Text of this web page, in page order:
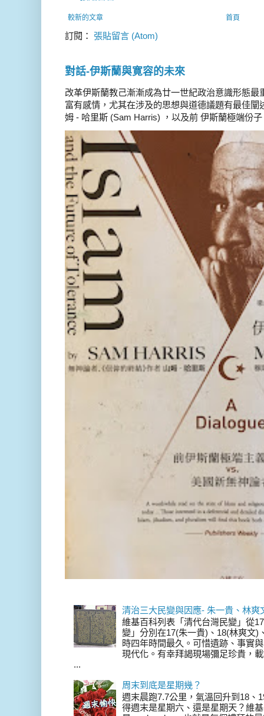
較新的文章 首頁
訂閱： 張貼留言 (Atom)
對話-伊斯蘭與寛容的未來
改革伊斯蘭教己漸漸成為廿一世紀政治意識形態
富有感情，尤其在涉及的思想與道德議題有最佳
姆 - 哈里斯 (Sam Harris) ，以及前 伊斯蘭極端份
清治三大民變與因應- 朱一貴、林爽
維基百科列表「清代台灣民變」從
變」分別在17(朱一貴)、18(林爽文)
時四年時間最久。可惜遺跡、事實
現代化。有幸拜謁現場彌足珍貴，
...
周末到底是星期幾？
週末晨跑7.7公里，氣溫回升到18、
得週末是星期六、還是星期天？維